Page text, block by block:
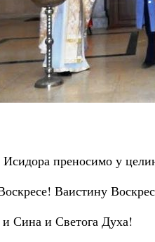
Исидора преносимо у
Ваистину
Сина и Светога Духа!